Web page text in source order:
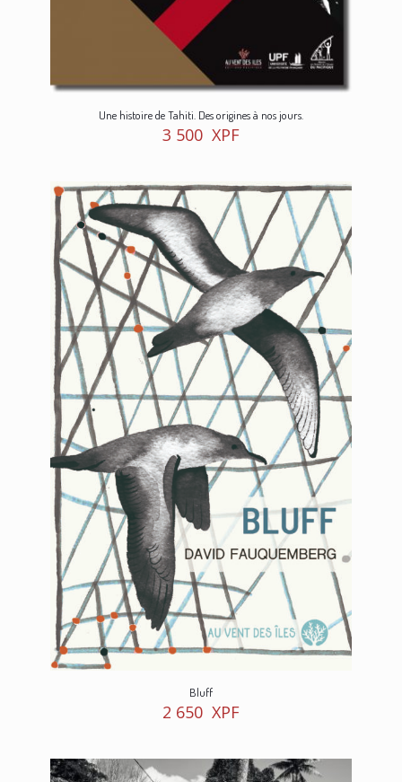
Une histoire de Tahiti. Des origines à nos jours.
3 500 XPF
Bluff
2 650 XPF